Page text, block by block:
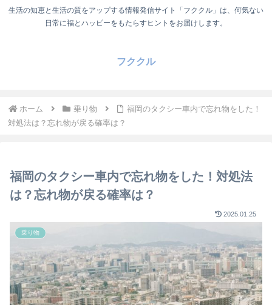
生活の知恵と生活の質をアップする情報発信サイト「フククル」は、何気ない
日常に福とハッピーをもたらすヒントをお届けします。
フククル
ホーム 乗り物
福岡のタクシー車内で忘れ物をした！
対処法は？忘れ物が戻る確率は？
福岡のタクシー車内で忘れ物をした！対処法
は？忘れ物が戻る確率は？
2025.01.25
乗り物